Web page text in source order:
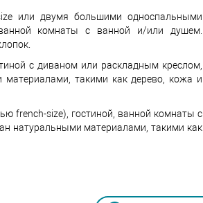
или двумя большими односпальными
комнаты с ванной и/или душем.
с диваном или раскладным креслом,
такими как дерево, кожа и
french-size), гостиной, ванной комнаты с
натуральными материалами, такими как